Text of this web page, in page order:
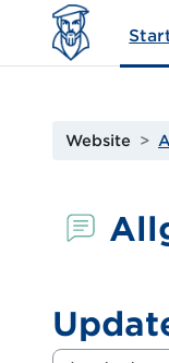
Zum Hauptinhalt
Website